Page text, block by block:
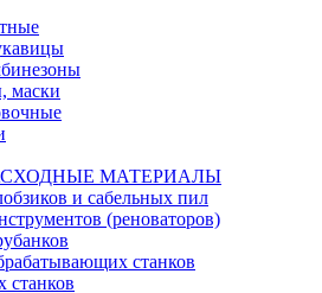
маски
МАТЕРИАЛЫ
и сабельных пил
(реноваторов)
станков
станков